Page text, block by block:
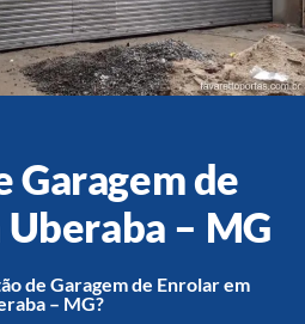
Portfólio
Contato
Acessórios
Automatização
Garagem de
– MG
de Garagem de Enrolar em
– MG?